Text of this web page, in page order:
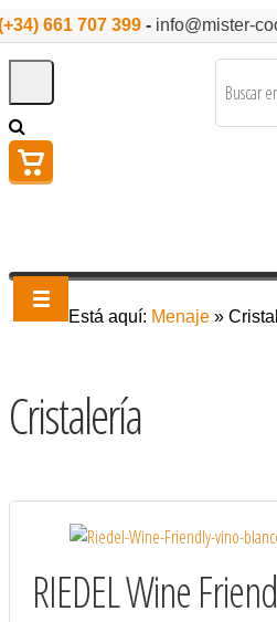
661 707 399 - info@mister-
Está aquí: Menaje »
Cristalería
RIEDEL Wine